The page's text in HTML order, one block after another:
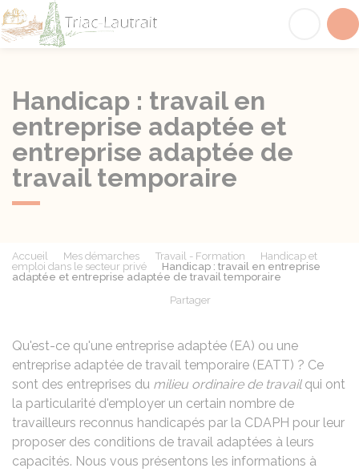
Handicap : travail en
entreprise adaptée et
entreprise adaptée de
travail temporaire
Accueil Mes démarches Travail - Formation
Handicap et
emploi dans le secteur privé
Handicap : travail en entreprise
adaptée et entreprise adaptée de travail temporaire
Partager
Qu'est-ce qu'une entreprise adaptée (EA) ou une
entreprise adaptée de travail temporaire (EATT) ? Ce
sont des entreprises du milieu ordinaire de travailqui ont
la particularité d'employer un certain nombre de
travailleurs reconnus handicapés par la CDAPH pour leur
proposer des conditions de travail adaptées à leurs
capacités. Nous vous présentons les informations à